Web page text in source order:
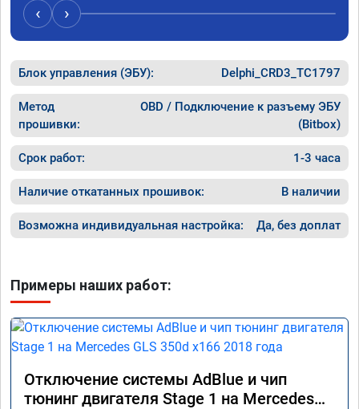
‹ ›
Блок управления (ЭБУ): Delphi_CRD3_TC1797
Метод
прошивки:
OBD / Подключение к разъему ЭБУ
(Bitbox)
Срок работ: 1-3 часа
Наличие откатанных прошивок: В наличии
Возможна индивидуальная настройка: Да, без доплат
Примеры наших работ:
Отключение системы AdBlue и чип
тюнинг двигателя Stage 1 на Mercedes